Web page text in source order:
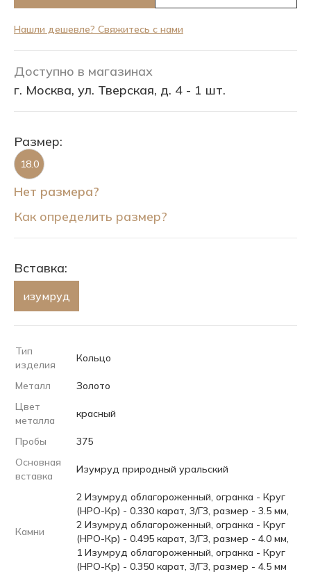
Нашли дешевле? Свяжитесь с нами
Доступно в магазинах
г. Москва, ул. Тверская, д. 4 - 1 шт.
Размер:
18.0
Нет размера?
Как определить размер?
Вставка:
изумруд
Тип
изделия
Кольцо
Металл
Золото
Цвет
металла
красный
Пробы
375
Основная
вставка
Изумруд природный уральский
Камни
2 Изумруд облагороженный, огранка - Круг
(НРО-Кр) - 0.330 карат, 3/Г3, размер - 3.5 мм,
2 Изумруд облагороженный, огранка - Круг
(НРО-Кр) - 0.495 карат, 3/Г3, размер - 4.0 мм,
1 Изумруд облагороженный, огранка - Круг
(НРО-Кр) - 0.350 карат, 3/Г3, размер - 4.5 мм